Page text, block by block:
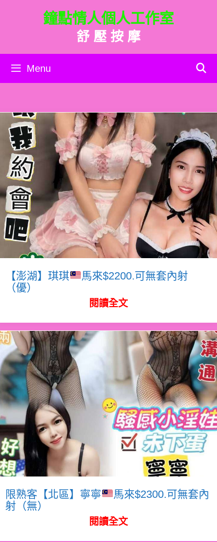
內
鐘點情人個人工作室
舒 壓 按 摩
Menu
【澎湖】琪琪
馬來$2200.可無套內射
（優）
閱讀全文
限熟客【北區】寧寧
馬來$2300.可無套內
射（無）
閱讀全文